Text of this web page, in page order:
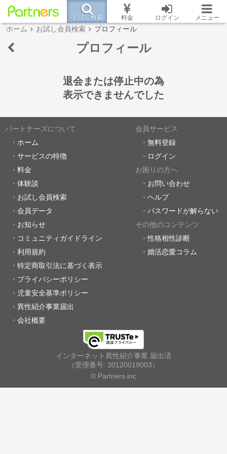
お試し検索 料金 ログイン メニュー
ホーム お試し会員検索 プロフィール
プロフィール
退会または停止中の為
表示できませんでした
パートナーズについて
ホーム
サービスの特徴
料金
体験談
お試し会員検索
会員データ
お知らせ
コミュニティガイドライン
利用規約
特定商取引法に基づく表示
プライバシーポリシー
児童安全基準ポリシー
異性紹介事業届出
会社概要
会員サービス
無料登録
ログイン
お困りの方へ
お問い合わせ
ヘルプ
パスワードが解らない
その他のコンテンツ
性格相性診断
婚活恋愛コラム
インターネット異性紹介事業 届出済
（受理番号: 30120019003）
© Partners.inc